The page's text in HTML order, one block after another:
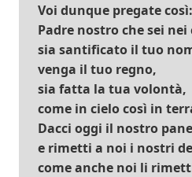
Voi dunque pregate così:
Padre nostro che sei nei
sia santificato il tuo
venga il tuo regno,
sia fatta la tua volontà,
come in cielo così in
Dacci oggi il nostro
e rimetti a noi i nostri
come anche noi li